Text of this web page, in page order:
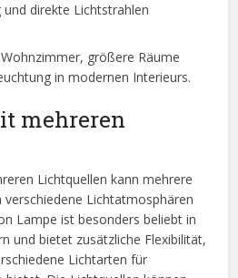
und direkte Lichtstrahlen
größere Räume
in modernen Interieurs.
mehreren
Lichtquellen kann mehrere
Lichtatmosphären
Lampe ist besonders beliebt in
und bietet zusätzliche Flexibilität,
Lichtarten für